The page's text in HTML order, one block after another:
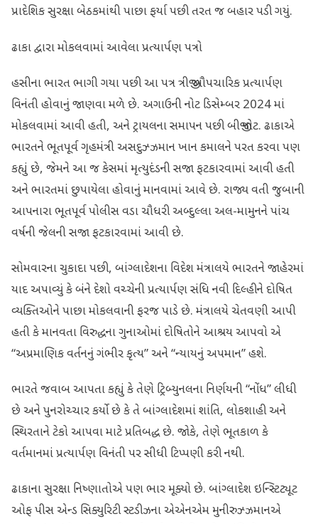
પ્રાદેશિક સુરક્ષા બેઠકમાંથી પાછા ફર્યા પછી તરત જ બહાર પડી ગયું.
ઢાકા દ્વારા મોકલવામાં આવેલા પ્રત્યાર્પણ પત્રો
હસીના ભારત ભાગી ગયા પછી આ પત્ર ત્રીજી ઔપચારિક પ્રત્યાર્પણ
વિનંતી હોવાનું જાણવા મળે છે. અગાઉની નોટ ડિસેમ્બર 2024 માં
મોકલવામાં આવી હતી, અને ટ્રાયલના સમાપન પછી બીજી નોટ. ઢાકાએ
ભારતને ભૂતપૂર્વ ગૃહમંત્રી અસદુઝ્ઝમાન ખાન કમાલને પરત કરવા પણ
કહ્યું છે, જેમને આ જ કેસમાં મૃત્યુદંડની સજા ફટકારવામાં આવી હતી
અને ભારતમાં છુપાયેલા હોવાનું માનવામાં આવે છે. રાજ્ય વતી જુબાની
આપનારા ભૂતપૂર્વ પોલીસ વડા ચૌધરી અબ્દુલ્લા અલ-મામુનને પાંચ
વર્ષની જેલની સજા ફટકારવામાં આવી છે.
સોમવારના ચુકાદા પછી, બાંગ્લાદેશના વિદેશ મંત્રાલયે ભારતને જાહેરમાં
યાદ અપાવ્યું કે બંને દેશો વચ્ચેની પ્રત્યાર્પણ સંધિ નવી દિલ્હીને દોષિત
વ્યક્તિઓને પાછા મોકલવાની ફરજ પાડે છે. મંત્રાલયે ચેતવણી આપી
હતી કે માનવતા વિરુદ્ધના ગુનાઓમાં દોષિતોને આશ્રય આપવો એ
“અપ્રમાણિક વર્તનનું ગંભીર કૃત્ય” અને “ન્યાયનું અપમાન” હશે.
ભારતે જવાબ આપતા કહ્યું કે તેણે ટ્રિબ્યુનલના નિર્ણયની “નોંધ” લીધી
છે અને પુનરોચ્ચાર કર્યો છે કે તે બાંગ્લાદેશમાં શાંતિ, લોકશાહી અને
સ્થિરતાને ટેકો આપવા માટે પ્રતિબદ્ધ છે. જોકે, તેણે ભૂતકાળ કે
વર્તમાનમાં પ્રત્યાર્પણ વિનંતી પર સીધી ટિપ્પણી કરી નથી.
ઢાકાના સુરક્ષા નિષ્ણાતોએ પણ ભાર મૂક્યો છે. બાંગ્લાદેશ ઇન્સ્ટિટ્યૂટ
ઓફ પીસ એન્ડ સિક્યુરિટી સ્ટડીઝના એએનએમ મુનીરુઝ્ઝમાનએ